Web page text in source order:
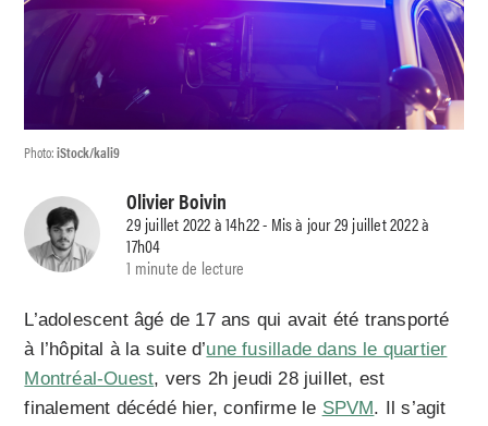
Photo:iStock/kali9
Olivier Boivin
29 juillet 2022 à 14h22 - Mis à jour 29 juillet 2022 à
17h04
1 minute de lecture
L’adolescent âgé de 17 ans qui avait été transporté
à l’hôpital à la suite d’une fusillade dans le quartier
Montréal-Ouest, vers 2h jeudi 28 juillet, est
finalement décédé hier, confirme le SPVM. Il s’agit